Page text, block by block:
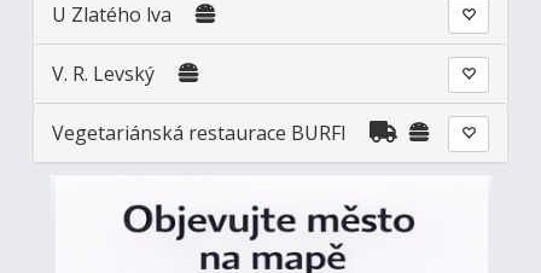
U Zlatého lva
V. R. Levský
Vegetariánská restaurace BURFI